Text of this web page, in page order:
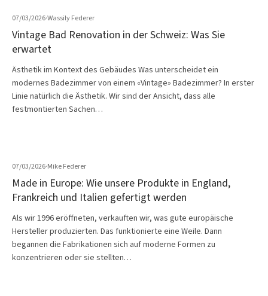
07/03/2026·Wassily Federer
Vintage Bad Renovation in der Schweiz: Was Sie
erwartet
Ästhetik im Kontext des Gebäudes Was unterscheidet ein
modernes Badezimmer von einem «Vintage» Badezimmer? In erster
Linie natürlich die Ästhetik. Wir sind der Ansicht, dass alle
festmontierten Sachen…
07/03/2026·Mike Federer
Made in Europe: Wie unsere Produkte in England,
Frankreich und Italien gefertigt werden
Als wir 1996 eröffneten, verkauften wir, was gute europäische
Hersteller produzierten. Das funktionierte eine Weile. Dann
begannen die Fabrikationen sich auf moderne Formen zu
konzentrieren oder sie stellten…